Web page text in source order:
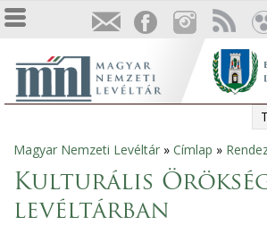
Jelenlegi
hely
Magyar Nemzeti Levéltár » Címlap »
Kulturális
levéltárban